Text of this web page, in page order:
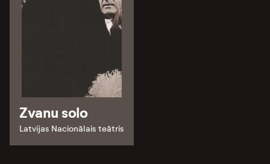
Zvanu solo
Latvijas Nacionālais teātris